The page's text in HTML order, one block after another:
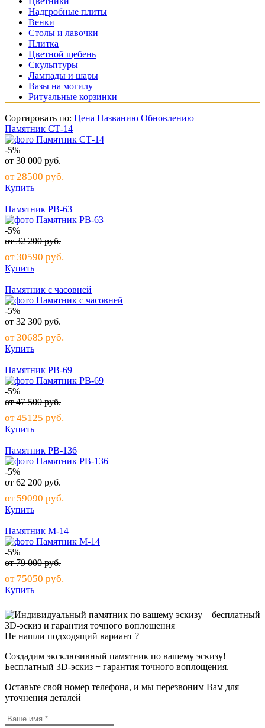
Надгробные плиты
Венки
Столы и лавочки
Плитка
Цветной щебень
Скульптуры
Лампады и шары
Вазы на могилу
Ритуальные корзинки
Сортировать по: Цена Названию Обновлению
Памятник СТ-14
-5%
от30 000руб.
от28500 руб.
Купить
Памятник РВ-63
-5%
от32 200руб.
от30590 руб.
Купить
Памятник с часовней
-5%
от32 300руб.
от30685 руб.
Купить
Памятник РВ-69
-5%
от47 500руб.
от45125 руб.
Купить
Памятник РВ-136
-5%
от62 200руб.
от 59090 руб.
Купить
Памятник М-14
-5%
от79 000руб.
от 75050 руб.
Купить
Не нашли подходящий вариант ?
Создадим эксклюзивный памятник по вашему эскизу!
Бесплатный 3D-эскиз + гарантия точного воплощения.
Оставьте свой номер телефона, и мы перезвоним Вам для
уточнения деталей